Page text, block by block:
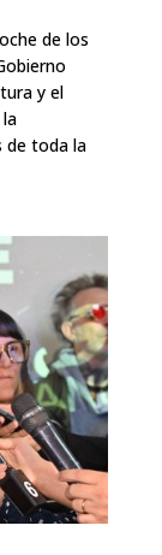
de los
y el
de toda la